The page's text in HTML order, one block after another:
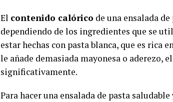
El contenido calórico de una ensalada
dependiendo de los ingredientes que se
estar hechas con pasta blanca, que es rica
le añade demasiada mayonesa o aderezo,
significativamente.
Para hacer una ensalada de pasta